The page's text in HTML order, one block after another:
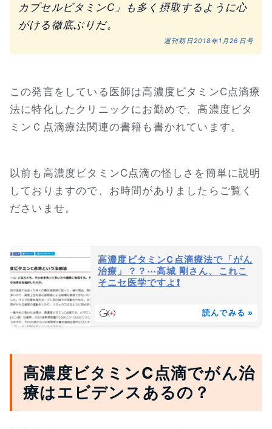
カプセルビタミンC」も多く摂取するように心
がける徹底ぶりだ。
週刊朝日2018年1月26日号
この発言をしている医師は高濃度ビタミンC点滴療
法に特化したクリニックにお勤めで、高濃度ビタ
ミンＣ点滴療法関連の書籍も書かれています。
以前も高濃度ビタミンC点滴の怪しさを簡単に説明
しておりますので、お時間がありましたらご覧く
ださいませ。
高濃度ビタミンC点滴療法で「がん
治療」？？⋯高城 剛さん、これこ
そニセ医学ですよ❗
読んでみる »
高濃度ビタミンC点滴でがん治
療はエビデンスあるの？